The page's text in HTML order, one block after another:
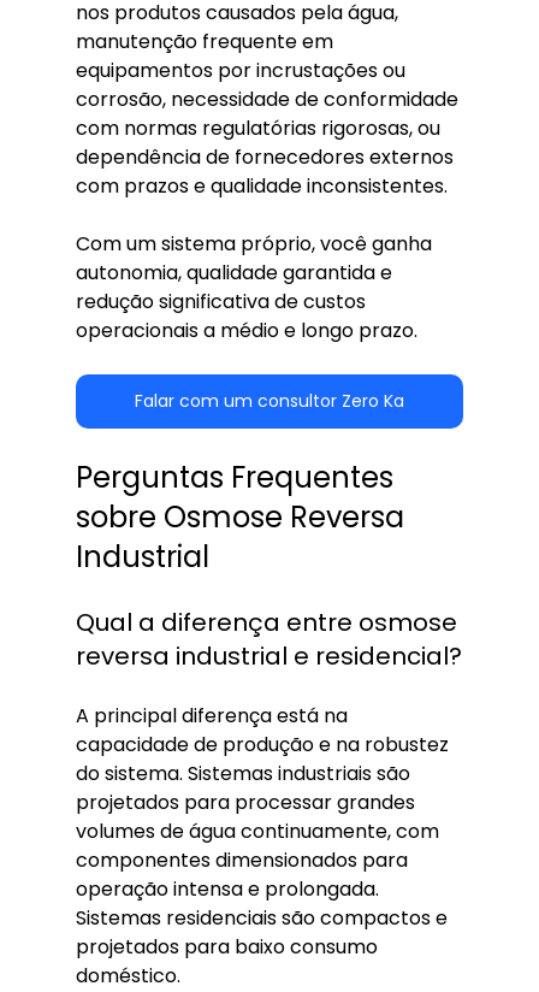
nos produtos causados pela água,
manutenção frequente em
equipamentos por incrustações ou
corrosão, necessidade de conformidade
com normas regulatórias rigorosas, ou
dependência de fornecedores externos
com prazos e qualidade inconsistentes.
Com um sistema próprio, você ganha
autonomia, qualidade garantida e
redução significativa de custos
operacionais a médio e longo prazo.
Falar com um consultor Zero Ka
Perguntas Frequentes
sobre Osmose Reversa
Industrial
Qual a diferença entre osmose
reversa industrial e residencial?
A principal diferença está na
capacidade de produção e na robustez
do sistema. Sistemas industriais são
projetados para processar grandes
volumes de água continuamente, com
componentes dimensionados para
operação intensa e prolongada.
Sistemas residenciais são compactos e
projetados para baixo consumo
doméstico.